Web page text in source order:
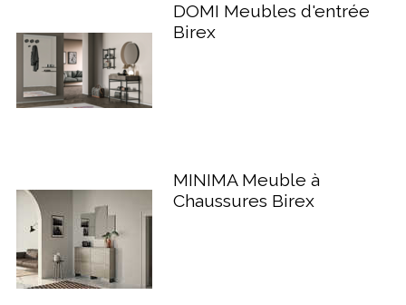
DOMI Meubles d'entrée
Birex
MINIMA Meuble à
Chaussures Birex